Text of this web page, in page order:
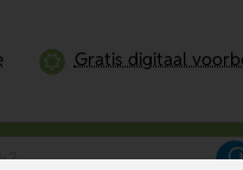
Gratis digitaal